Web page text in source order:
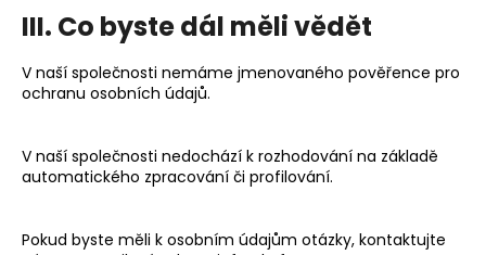
III. Co byste dál měli vědět
V naší společnosti nemáme jmenovaného pověřence pro
ochranu osobních údajů.
V naší společnosti nedochází k rozhodování na základě
automatického zpracování či profilování.
Pokud byste měli k osobním údajům otázky, kontaktujte